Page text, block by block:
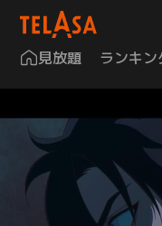
見放題 ランキン